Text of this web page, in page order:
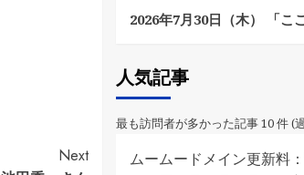
Next
2026年7月30日（木） 「こ
人気記事
最も訪問者が多かった記事 10 件 (
ムームードメイン更新料